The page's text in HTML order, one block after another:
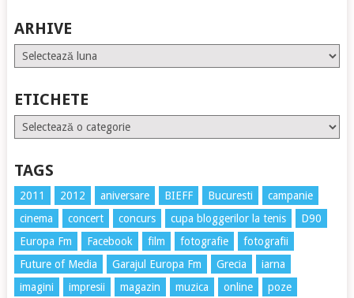
ARHIVE
Arhive
ETICHETE
Etichete
TAGS
2011 2012 aniversare BIEFF Bucuresti
campanie
cinema
concert concurs cupa bloggerilor la tenis
D90
Europa Fm
Facebook film fotografie
fotografii
Future of Media
Garajul Europa Fm Grecia
iarna
imagini
impresii magazin muzica online poze